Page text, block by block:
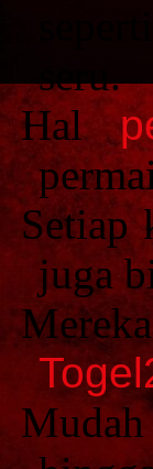
seru.
Hal
Setiap
juga